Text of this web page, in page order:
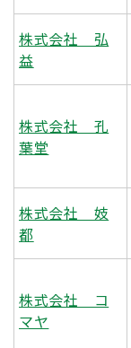
株式会社 弘
益
株式会社 孔
葉堂
株式会社 妓
都
株式会社 コ
マヤ